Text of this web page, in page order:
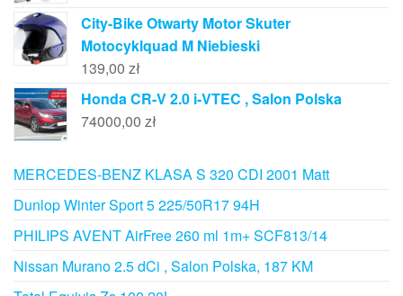
City-Bike Otwarty Motor Skuter
Motocyklquad M Niebieski
139,00 zł
Honda CR-V 2.0 i-VTEC , Salon Polska
74000,00 zł
MERCEDES-BENZ KLASA S 320 CDI 2001 Matt
Dunlop Winter Sport 5 225/50R17 94H
PHILIPS AVENT AirFree 260 ml 1m+ SCF813/14
Nissan Murano 2.5 dCi , Salon Polska, 187 KM